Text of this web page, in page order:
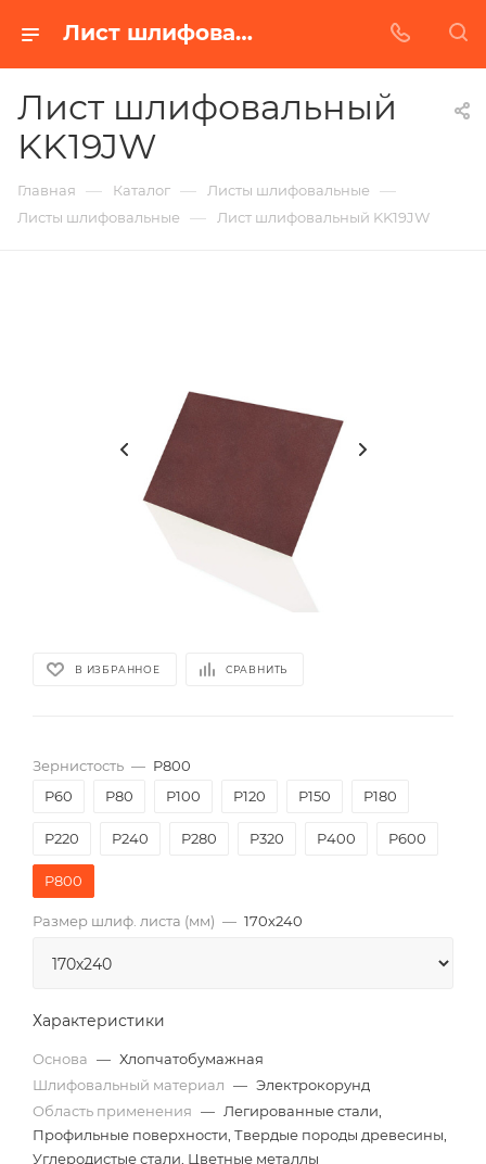
Лист шлифовальный KK19JW в Белгороде | Купить по недорогой цене от Абразивного Завода
Лист шлифовальный
KK19JW
Главная — Каталог — Листы шлифовальные —
Листы шлифовальные — Лист шлифовальный KK19JW
В ИЗБРАННОЕ СРАВНИТЬ
Зернистость — P800
P60
P80 P100 P120 P150 P180
P220 P240 P280 P320 P400 P600
P800
Размер шлиф. листа (мм) — 170х240
Характеристики
Основа — Хлопчатобумажная
Шлифовальный материал — Электрокорунд
Область применения — Легированные стали,
Профильные поверхности, Твердые породы древесины,
Углеродистые стали, Цветные металлы